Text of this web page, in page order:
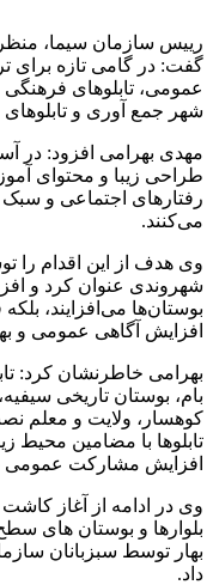
رییس سازمان سیما،
گفت: در گامی تازه برای
عمومی، تابلوهای
شهر جمع آوری و
طراحی زیبا و محتوای
رفتارهای اجتماعی و
می‌کنند.
وی هدف از این اقدام را
شهروندی عنوان کرد و
بوستان‌ها می‌افزایند،
افزایش آگاهی عمومی و
بهرامی خاطرنشان کرد:
بام، بوستان تاریخی
کوهسار، ولایت و معلم
تابلوها با مضامین محیط
افزایش مشارکت عمومی
بلوارها و بوستان های
بهار توسط سبزبانان
داد.